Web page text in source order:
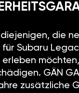
die
Subaru
erleben
GÄN
zusätzliche